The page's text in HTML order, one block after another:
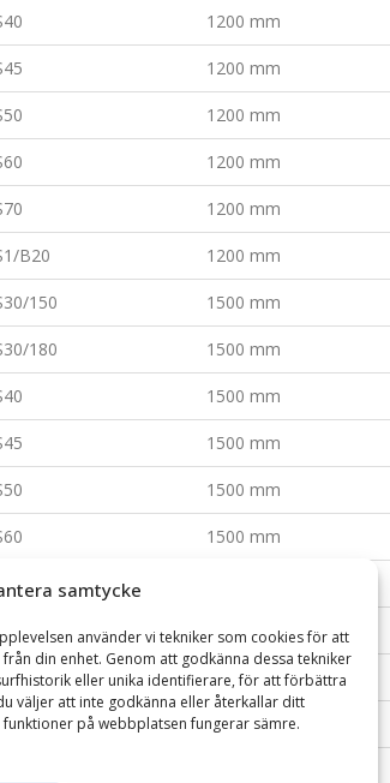
samtycke
använder vi tekniker som cookies för att
din enhet. Genom att godkänna dessa tekniker
eller unika identifierare, för att förbättra
väljer att inte godkänna eller återkallar ditt
på webbplatsen fungerar sämre.
1200 mm
1200 mm
1200 mm
1200 mm
1200 mm
B20 1200 mm
150 1500 mm
180 1500 mm
1500 mm
1500 mm
1500 mm
1500 mm
B20 1500 mm
150 1800 mm
180 1800 mm